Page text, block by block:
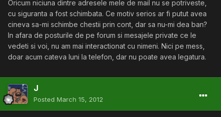
Oricum niciuna dintre adresele mele de mail nu se potriveste,
cu siguranta a fost schimbata. Ce motiv serios ar fi putut avea
cineva sa-mi schimbe chestii prin cont, dar sa nu-mi dea ban?
In afara de posturile de pe forum si mesajele private ce le
vedeti si voi, nu am mai interactionat cu nimeni. Nici pe mess,
doar acum cateva luni la telefon, dar nu poate avea legatura.
J
Posted March 15, 2012